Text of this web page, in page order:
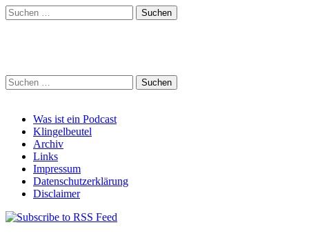
Suchen
nach:
Suchen
nach:
Main
menu
Skip
content
Was ist ein Podcast
Klingelbeutel
Archiv
Links
Impressum
Datenschutzerklärung
Disclaimer